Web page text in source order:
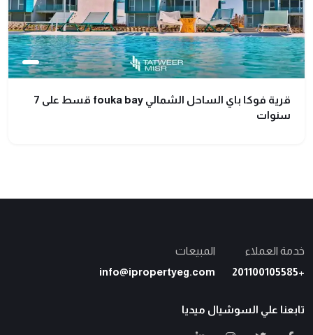
قرية فوكا باي الساحل الشمالي fouka bay قسط على 7
سنوات
خدمة العملاء
+201100105585
المبيعات
info@ipropertyeg.com
تابعنا علي السوشيال ميديا